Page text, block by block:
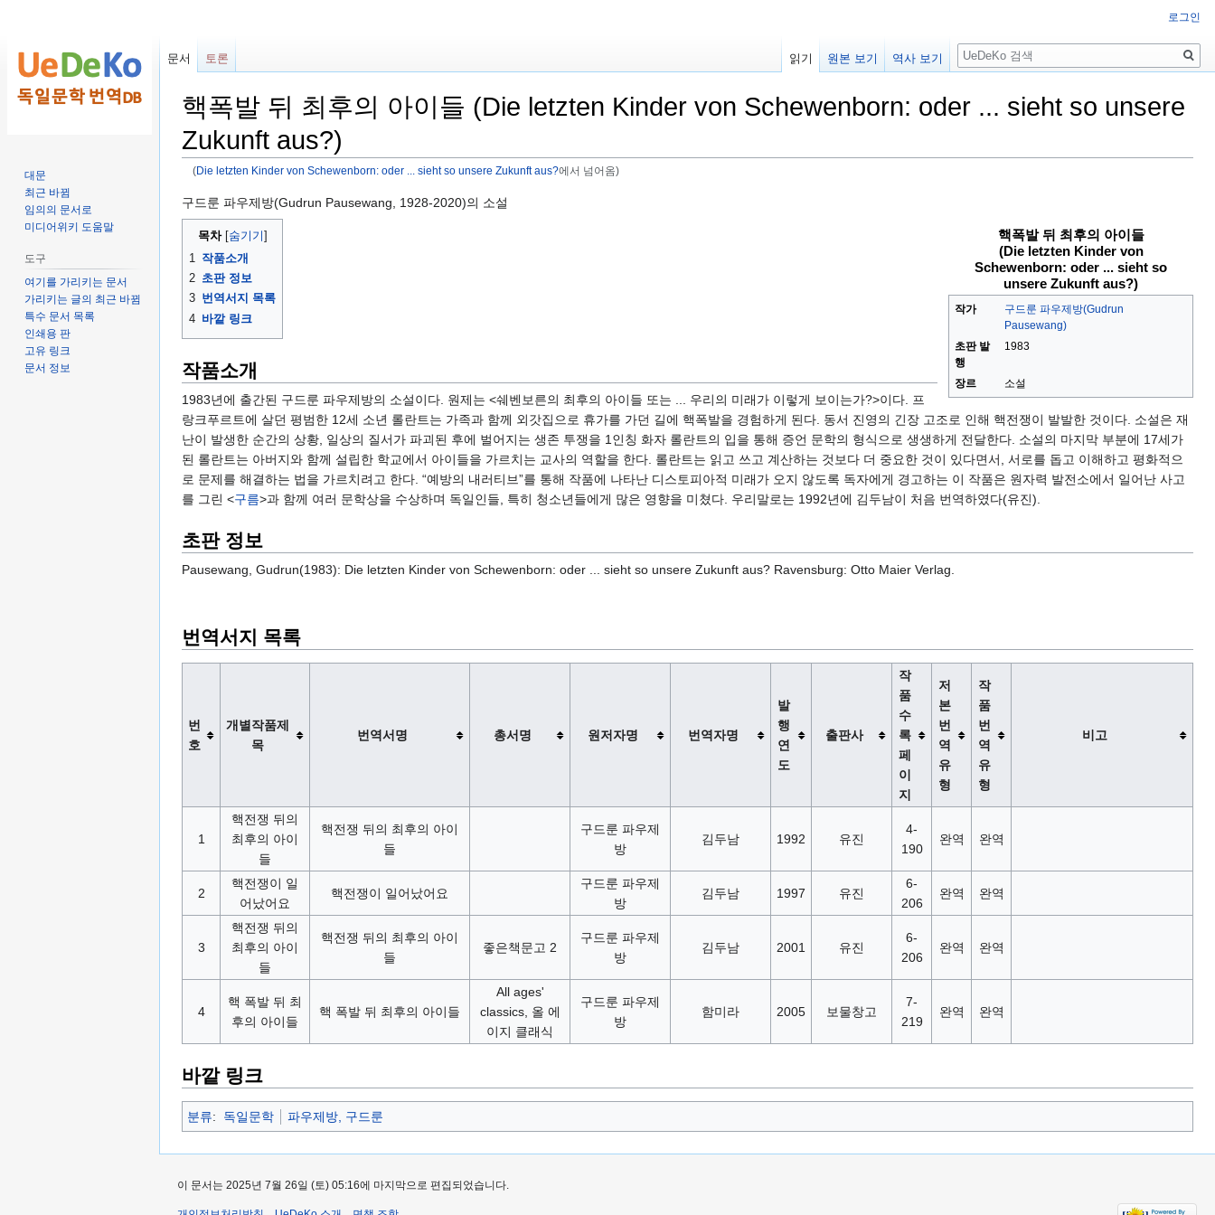
핵폭발 뒤 최후의 아이들 (Die letzten Kinder von Schewenborn: oder ... sieht so unsere
Zukunft aus?)
(Die letzten Kinder von Schewenborn: oder ... sieht so unsere Zukunft aus?에서 넘어옴)
둘
러
기
로
가
기
검
색
러
가
기
구드룬 파우제방(Gudrun Pausewang, 1928-2020)의 소설
핵폭발 뒤 최후의 아이들
(Die letzten Kinder von
Schewenborn: oder ... sieht so
unsere Zukunft aus?)
작가
구드룬 파우제방(Gudrun
Pausewang)
초판 발
행
1983
장르 소설
목차
1
작품소개
2 초판 정보
3 번역서지 목록
4 바깥 링크
작품소개
1983년에 출간된 구드룬 파우제방의 소설이다. 원제는 <쉐벤보른의 최후의 아이들 또는 ... 우리의 미래가 이렇게 보이는가?>이다. 프
랑크푸르트에 살던 평범한 12세 소년 롤란트는 가족과 함께 외갓집으로 휴가를 가던 길에 핵폭발을 경험하게 된다. 동서 진영의 긴장 고조로 인해 핵전쟁이 발발한 것이다. 소설은 재
난이 발생한 순간의 상황, 일상의 질서가 파괴된 후에 벌어지는 생존 투쟁을 1인칭 화자 롤란트의 입을 통해 증언 문학의 형식으로 생생하게 전달한다. 소설의 마지막 부분에 17세가
된 롤란트는 아버지와 함께 설립한 학교에서 아이들을 가르치는 교사의 역할을 한다. 롤란트는 읽고 쓰고 계산하는 것보다 더 중요한 것이 있다면서, 서로를 돕고 이해하고 평화적으
로 문제를 해결하는 법을 가르치려고 한다. “예방의 내러티브”를 통해 작품에 나타난 디스토피아적 미래가 오지 않도록 독자에게 경고하는 이 작품은 원자력 발전소에서 일어난 사고
를 그린 <구름>과 함께 여러 문학상을 수상하며 독일인들, 특히 청소년들에게 많은 영향을 미쳤다. 우리말로는 1992년에 김두남이 처음 번역하였다(유진).
초판 정보
Pausewang, Gudrun(1983): Die letzten Kinder von Schewenborn: oder ... sieht so unsere Zukunft aus? Ravensburg: Otto Maier Verlag.
번역서지 목록
번
호
개별작품제
목
번역서명 총서명 원저자명 번역자명
발
행
연
도
출판사
작
품
수
록
페
이
지
저
본
번
역
유
형
작
품
번
역
유
형
비고
1
핵전쟁 뒤의
최후의 아이
들
핵전쟁 뒤의 최후의 아이
들
구드룬 파우제
방
김두남 1992 유진
4-
190
완역 완역
2
핵전쟁이 일
어났어요
핵전쟁이 일어났어요
구드룬 파우제
방
김두남 1997 유진
6-
206
완역 완역
3
핵전쟁 뒤의
최후의 아이
들
핵전쟁 뒤의 최후의 아이
들
좋은책문고 2
구드룬 파우제
방
김두남 2001 유진
6-
206
완역 완역
4
핵 폭발 뒤 최
후의 아이들
핵 폭발 뒤 최후의 아이들
All ages'
classics, 올 에
이지 클래식
구드룬 파우제
방
함미라 2005 보물창고
7-
219
완역 완역
바깥 링크
분류: 독일문학 파우제방, 구드룬
로그인
문서 토론 읽기 원본 보기 역사 보기
검
색
대문
최근 바뀜
임의의 문서로
미디어위키 도움말
도구
여기를 가리키는 문서
가리키는 글의 최근 바뀜
특수 문서 목록
인쇄용 판
고유 링크
문서 정보
이 문서는 2025년 7월 26일 (토) 05:16에 마지막으로 편집되었습니다.